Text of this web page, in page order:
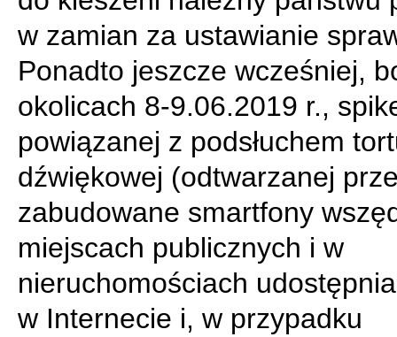
w zamian za ustawianie
Ponadto jeszcze wcześniej,
okolicach 8-9.06.2019 r.,
powiązanej z podsłuchem
dźwiękowej (odtwarzanej
zabudowane smartfony
miejscach publicznych i w
nieruchomościach
w Internecie i, w przypadku